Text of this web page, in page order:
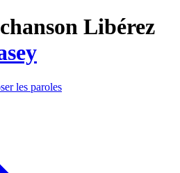
Libérez
les paroles